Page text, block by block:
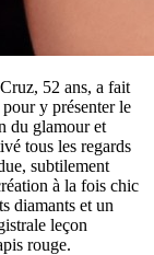
52 ans, a fait
y présenter le
du glamour et
tous les regards
subtilement
à la fois chic
diamants et un
leçon
rouge.